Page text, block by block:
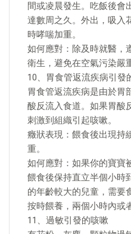
間或凌晨發生。吃飯後會
達數周之久。外出，吸入
時哮喘加重。
如何應對：除及時就醫，
衛生，避免在空氣污染嚴
10、胃食管返流疾病引發
胃食管返流疾病是由於胃
酸反流入食道。如果胃酸
刺激到組織引起咳嗽。
癥狀表現：餵食後出現持
重。
如何應對：如果你的寶寶
餵食後保持直立半個小時
的年齡較大的兒童，需要
按時餵養，兩個小時內或
11、過敏引發的咳嗽